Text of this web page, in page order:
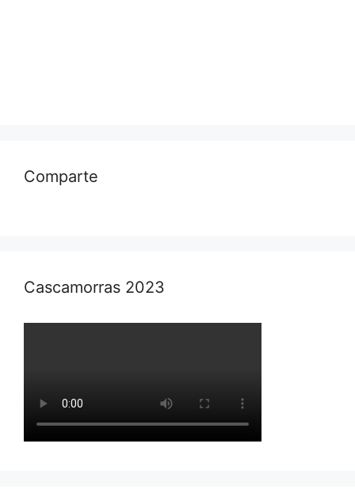
Comparte
Cascamorras 2023